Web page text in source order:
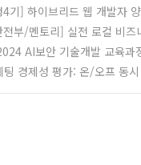
기] 하이브리드 웹 개발자
부/멘토리] 실전 로컬 비즈
AI보안 기술개발 교육과
경제성 평가: 온/오프 동시